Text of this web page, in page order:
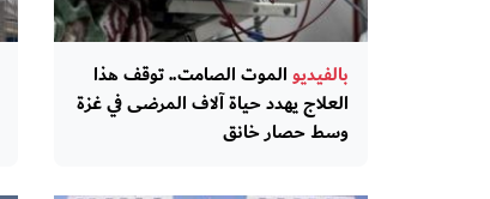
بالفيديوالموت الصامت.. توقف هذا
العلاج يهدد حياة آلاف المرضى في غزة
وسط حصار خانق